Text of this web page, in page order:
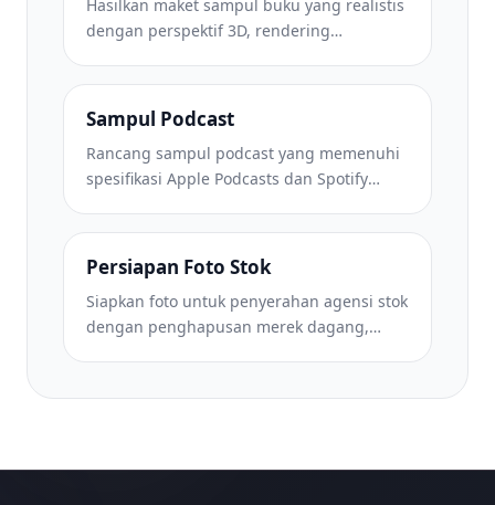
Hasilkan maket sampul buku yang realistis
dengan perspektif 3D, rendering
untuk pemasaran penulis dan promosi
penerbit.
Sampul Podcast
Rancang sampul podcast yang memenuhi
spesifikasi Apple Podcasts dan Spotify
isolasi potret host, dan tata letak siap
tipografi.
Persiapan Foto Stok
Siapkan foto untuk penyerahan agensi stok
dengan penghapusan merek dagang,
persyaratan format khusus agensi.